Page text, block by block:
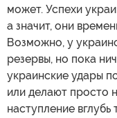
может. Успехи
а значит, они
Возможно, у
резервы, но пока
украинские удары
или делают просто
наступление